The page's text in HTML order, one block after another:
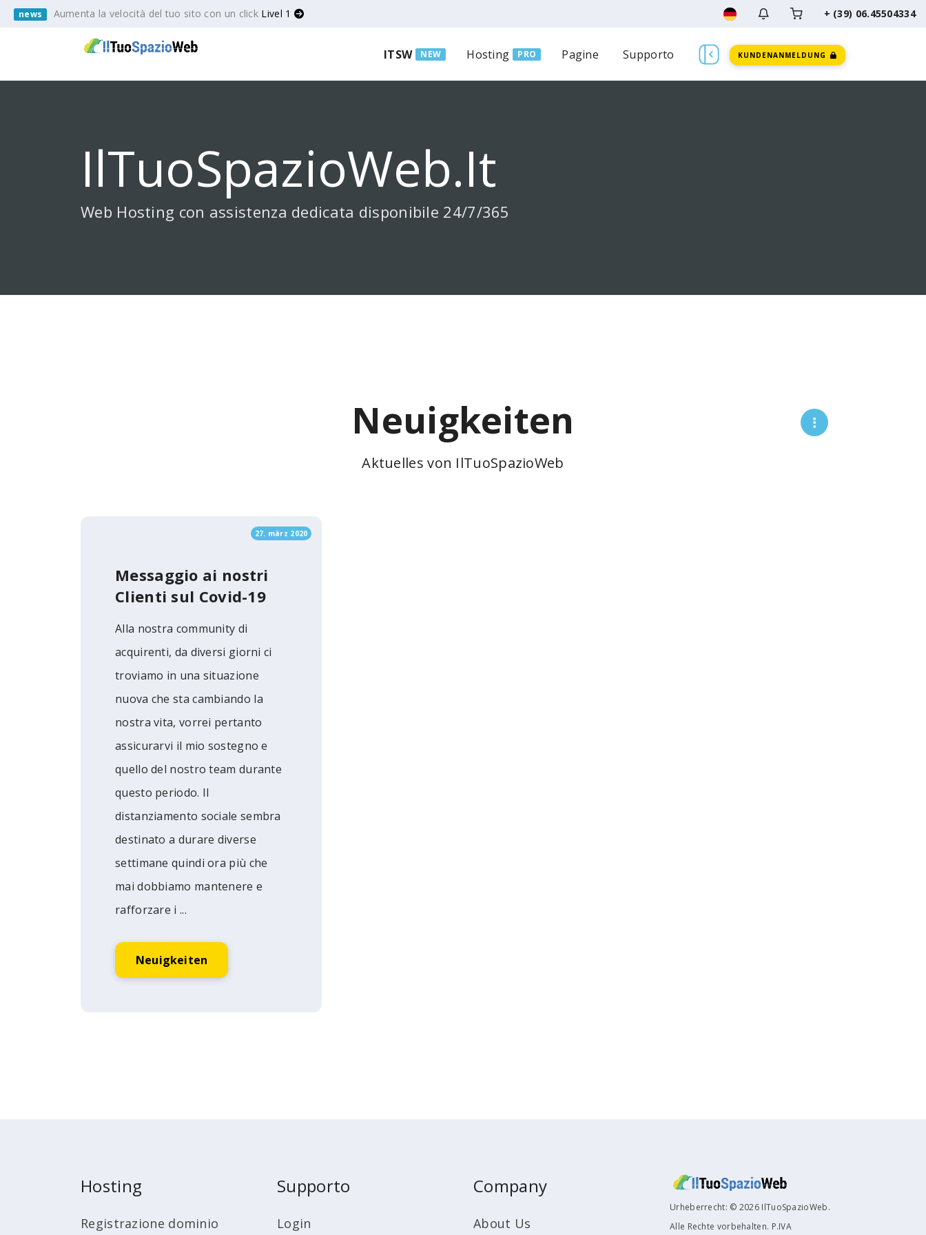
news Aumenta la velocità del tuo sito con un click Livel 1 + (39) 06.45504334
ITSW NEW Hosting PRO Pagine Supporto KUNDENANMELDUNG
IlTuoSpazioWeb.it
Web Hosting con assistenza dedicata disponibile 24/7/365
Neuigkeiten
Aktuelles von IlTuoSpazioWeb
27. märz 2020
Messaggio ai nostri
Clienti sul Covid-19
Alla nostra community di
acquirenti, da diversi giorni ci
troviamo in una situazione
nuova che sta cambiando la
nostra vita, vorrei pertanto
assicurarvi il mio sostegno e
quello del nostro team durante
questo periodo. Il
distanziamento sociale sembra
destinato a durare diverse
settimane quindi ora più che
mai dobbiamo mantenere e
rafforzare i ...
Neuigkeiten
Hosting
Registrazione dominio
Supporto
Login
Company
About Us
Urheberrecht: © 2026 IlTuoSpazioWeb.
Alle Rechte vorbehalten. P.IVA